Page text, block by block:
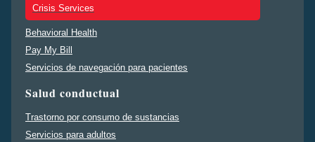
Crisis Services
Behavioral Health
Pay My Bill
Servicios de navegación para pacientes
Salud conductual
Trastorno por consumo de sustancias
Servicios para adultos